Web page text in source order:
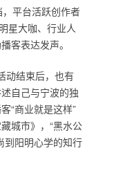
平台活跃创作者
星大咖、行业人
客表达发声。
动结束后，也有
自己与宁波的独
“商业就是这样”
城市》，“黑水公
到阳明心学的知行